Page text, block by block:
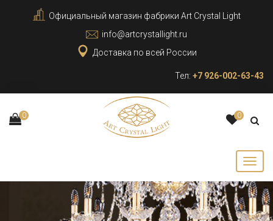
Официальный магазин фабрики Art Crystal Light
info@artcrystallight.ru
Доставка по всей России
Тел: +7 926-002-63-43
0 0